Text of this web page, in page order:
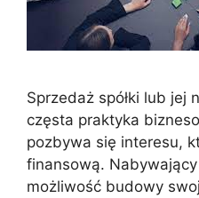
Sprzedaż spółki lub jej
częsta praktyka
pozbywa się interesu,
finansową.
możliwość budowy